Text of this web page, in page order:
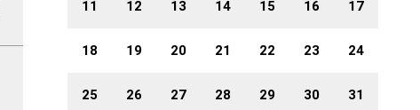
11 12 13 14 15 16 17
18 19 20 21 22 23 24
25 26 27 28 29 30 31